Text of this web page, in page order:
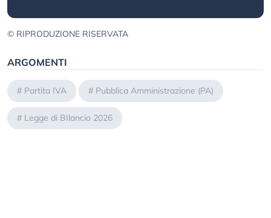
© RIPRODUZIONE RISERVATA
ARGOMENTI
# Partita IVA # Pubblica Amministrazione (PA)
# Legge di BIlancio 2026